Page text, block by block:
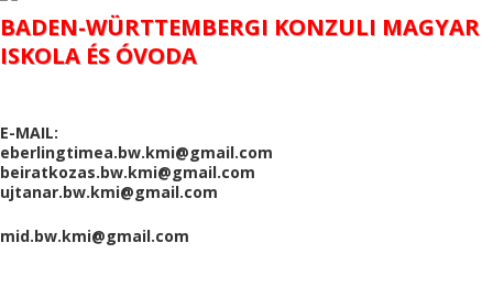
BADEN-WÜRTTEMBERGI KONZULI MAGYAR
ISKOLA ÉS ÓVODA
E-MAIL:
eberlingtimea.bw.kmi@gmail.com
beiratkozas.bw.kmi@gmail.com
ujtanar.bw.kmi@gmail.com
mid.bw.kmi@gmail.com